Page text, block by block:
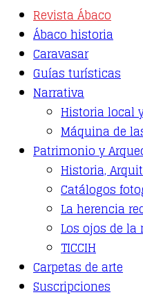
chosen
on
Revista Ábaco
Ábaco historia
Caravasar
Guías turísticas
Narrativa
Historia local
Máquina de
Patrimonio y
Historia,
Catálogos
La herencia
Los ojos de
TICCIH
Carpetas de arte
Suscripciones